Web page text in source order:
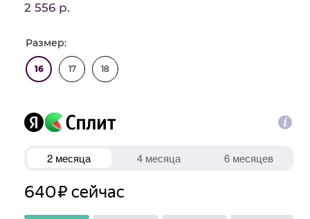
2 556 р.
Размер:
16 17 18